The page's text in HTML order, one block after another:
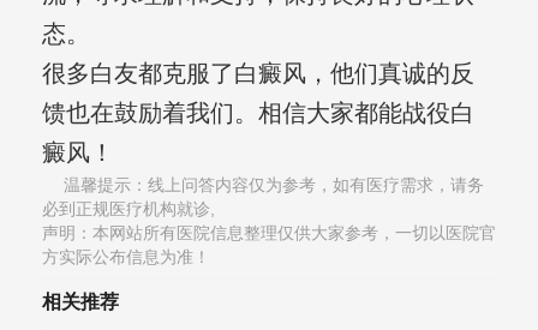
态。
很多白友都克服了白癜风，他们真诚的反
馈也在鼓励着我们。相信大家都能战役白
癜风！
温馨提示：线上问答内容仅为参考，如有医疗需求，请务
必到正规医疗机构就诊,
声明：本网站所有医院信息整理仅供大家参考，一切以医院官
方实际公布信息为准！
相关推荐